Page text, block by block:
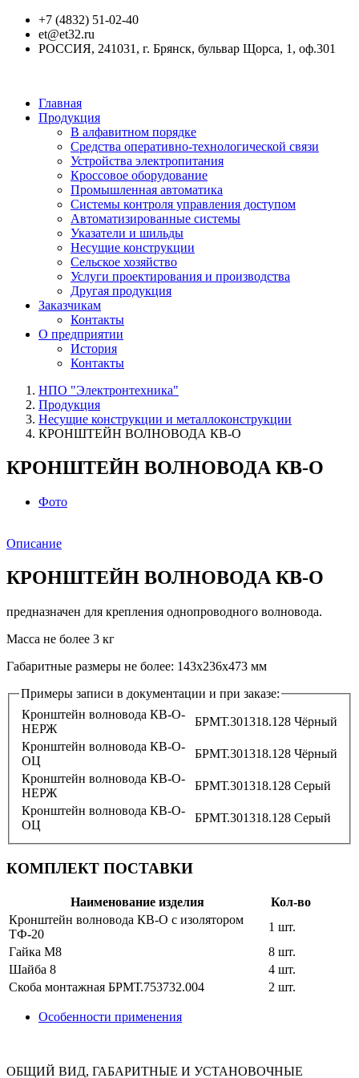
+7 (4832) 51-02-40
et@et32.ru
РОССИЯ, 241031, г. Брянск, бульвар Щорса, 1, оф.301
Главная
Продукция
В алфавитном порядке
Средства оперативно-технологической связи
Устройства электропитания
Кроссовое оборудование
Промышленная автоматика
Системы контроля управления доступом
Автоматизированные системы
Указатели и шильды
Несущие конструкции
Сельское хозяйство
Услуги проектирования и производства
Другая продукция
Заказчикам
Контакты
О предприятии
История
Контакты
НПО "Электронтехника"
Продукция
Несущие конструкции и металлоконструкции
КРОНШТЕЙН ВОЛНОВОДА КВ-О
КРОНШТЕЙН ВОЛНОВОДА КВ-О
Фото
Описание
КРОНШТЕЙН ВОЛНОВОДА КВ-О
предназначен для крепления однопроводного волновода.
Масса не более 3 кг
Габаритные размеры не более: 143х236х473 мм
Примеры записи в документации и при заказе:
Кронштейн волновода КВ-О-
НЕРЖ
БРМТ.301318.128 Чёрный
Кронштейн волновода КВ-О-
ОЦ
БРМТ.301318.128 Чёрный
Кронштейн волновода КВ-О-
НЕРЖ
БРМТ.301318.128 Серый
Кронштейн волновода КВ-О-
ОЦ
БРМТ.301318.128 Серый
КОМПЛЕКТ ПОСТАВКИ
Наименование изделия
Кол-во
Кронштейн волновода КВ-О с изолятором
ТФ-20
1 шт.
Гайка М8
8 шт.
Шайба 8
4 шт.
Скоба монтажная БРМТ.753732.004
2 шт.
Особенности применения
ОБЩИЙ ВИД, ГАБАРИТНЫЕ И УСТАНОВОЧНЫЕ